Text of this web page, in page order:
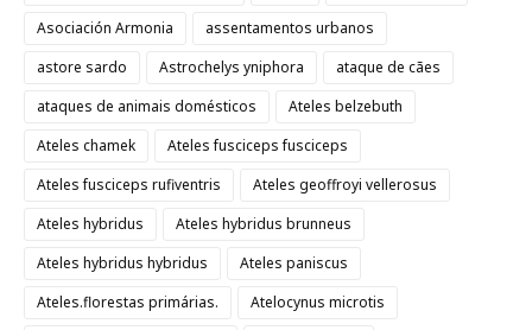
Asociación Armonia
assentamentos urbanos
astore sardo
Astrochelys yniphora
ataque de cães
ataques de animais domésticos
Ateles belzebuth
Ateles chamek
Ateles fusciceps fusciceps
Ateles fusciceps rufiventris
Ateles geoffroyi vellerosus
Ateles hybridus
Ateles hybridus brunneus
Ateles hybridus hybridus
Ateles paniscus
Ateles.florestas primárias.
Atelocynus microtis